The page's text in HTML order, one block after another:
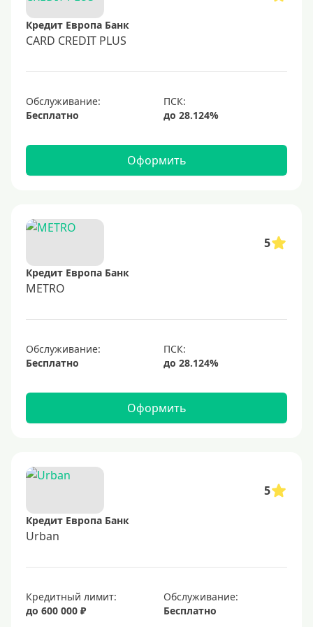
60000 руб
70000 руб
150000 руб
250000 руб
300000 руб
500000 руб
600000 руб
700000 руб
С большим лимитом
Безлимитные
UnionPay
Мир
Золотые
Черные
Кредит Европа Банк
CARD CREDIT PLUS
Обслуживание:
Бесплатно
Оформить
5
Кредит Европа Банк
METRO
Обслуживание:
Бесплатно
Оформить
5
Кредит Европа Банк
Urban
Кредитный лимит:
до 600 000 ₽
Обслуживание:
Бесплатно